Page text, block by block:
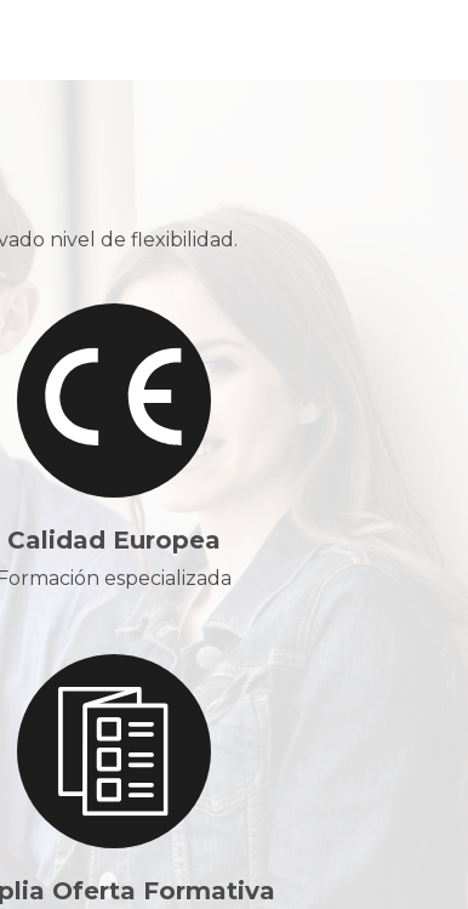
nivel de flexibilidad.
Calidad Europea
Formación especializada
Oferta Formativa